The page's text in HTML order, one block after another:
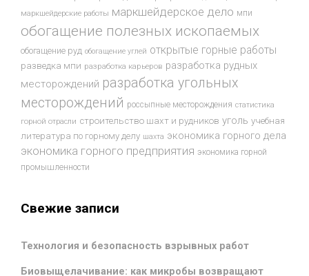
маркшейдерские работы маркшейдерское дело мпи
обогащение полезных ископаемых
обогащение руд обогащение углей открытые горные работы
разведка мпи разработка карьеров разработка рудных
месторождений разработка угольных
месторождений россыпные месторождения статистика
горной отрасли строительство шахт и рудников уголь учебная
литература по горному делу шахта экономика горного дела
экономика горного предприятия экономика горной
промышленности
Свежие записи
Технология и безопасность взрывных работ
Биовыщелачивание: как микробы возвращают